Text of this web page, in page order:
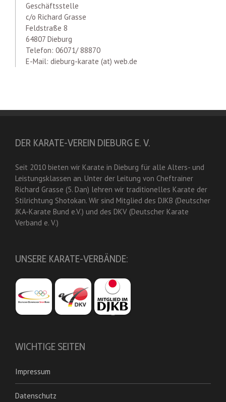
Geschäftsstelle
c/o Richard Grasse
Feldstraße 8
64807 Dieburg
Telefon: 06071/ 88870
E-Mail: dieburg-karate (at) web.de
DER KARATE-VEREIN DIEBURG E. V.
Seit 2010 bieten wir Karate in Dieburg für alle Alters- und
Leistungsklassen an. Unter der Leitung von Cheftrainer
Richard Grasse (5. Dan) lehren wir traditionelles Karate der
Stilrichtung Shotokan. Wir sind Mitglied des DJKB (Deutscher
JKA-Karate Bund e.V.) und des DKV (Deutscher Karate
Verband e. V.)
UNSERE KARATE-VERBÄNDE:
WICHTIGE SEITEN
Impressum
Datenschutz